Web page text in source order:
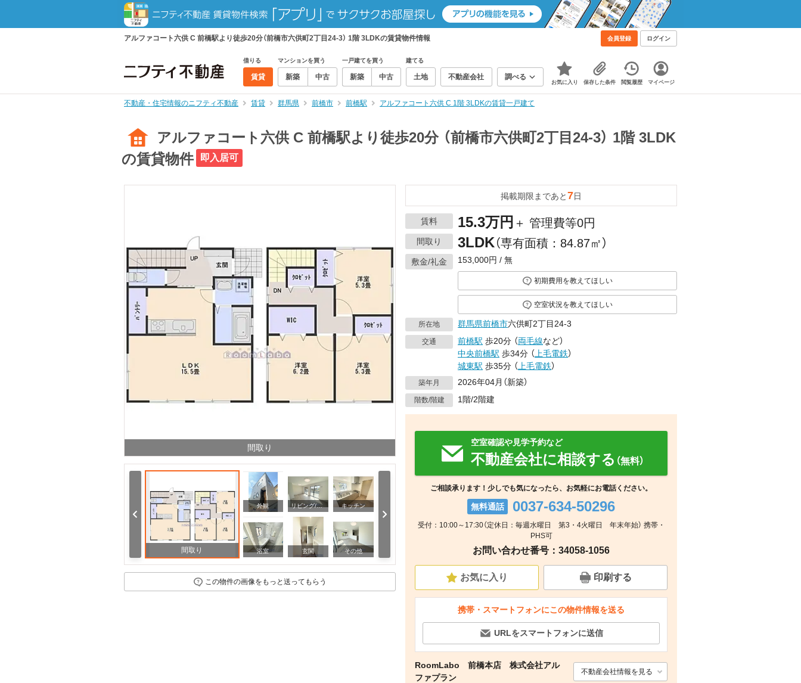
アルファコート六供 C 前橋駅より徒歩20分（前橋市六供町2丁目24-3） 1階 3LDKの賃貸物件情報 会員登録 ログイン
借りる
賃貸
マンションを買う
新築 中古
一戸建てを買う
新築 中古
建てる
土地 不動産会社 調べる
お気に入り 保存した条件 閲覧履歴 マイページ
不動産・住宅情報のニフティ不動産 賃貸 群馬県 前橋市 前橋駅 アルファコート六供 C 1階 3LDKの賃貸一戸建て
アルファコート六供 C 前橋駅より徒歩20分 （前橋市六供町2丁目24-3） 1階 3LDK
の賃貸物件
即入居可
間取り
間取り
外観 リビング/ダイニング キッチン
浴室 玄関 その他 その他
その他 その他
周辺
この物件の画像をもっと送ってもらう
掲載期限まであと7日
賃料 15.3万円 ＋ 管理費等0円
間取り 3LDK（専有面積：84.87㎡）
敷金/礼金 153,000円 / 無
初期費用を教えてほしい
空室状況を教えてほしい
所在地 群馬県前橋市六供町2丁目24-3
交通 前橋駅 歩20分 （両毛線など）
中央前橋駅 歩34分 （ 上毛電鉄）
城東駅 歩35分 （ 上毛電鉄）
築年月 2026年04月（新築）
階数/階建 1階/2階建
空室確認や見学予約など
不動産会社に相談する （無料）
ご相談承ります！少しでも気になったら、お気軽にお電話ください。
無料通話 0037-634-50296
受付：10:00～17:30（定休日：毎週水曜日 第3・4火曜日 年末年始） 携帯・
PHS可
お問い合わせ番号：34058-1056
お気に入り 印刷する
携帯・スマートフォンにこの物件情報を送る
URLをスマートフォンに送信
RoomLabo 前橋本店 株式会社アル
ファプラン
不動産会社情報を見る